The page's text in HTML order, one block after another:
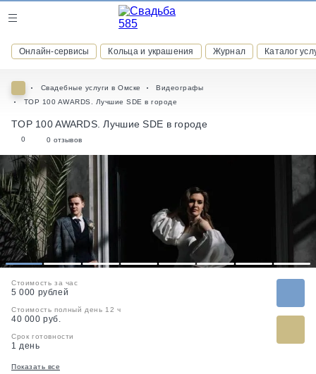
Онлайн-сервисы Кольца и украшения Журнал Каталог
присоединяйтесь к закрытому сообществу и получайте
РЕГИСТРАЦИЯ
Свадебные услуги в Омске
Видеографы
TOP 100 AWARDS. Лучшие SDE в городе
TOP 100 AWARDS. Лучшие SDE в городе
0 0 отзывов
1 2 3 4 5 6 7 8
Стоимость за час
5 000 рублей
Стоимость полный день 12 ч
40 000 руб.
Срок готовности
1 день
Показать все